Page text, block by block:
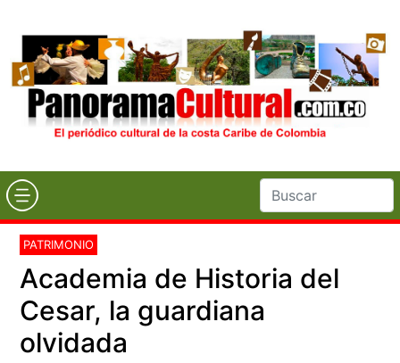
PATRIMONIO
Academia de Historia del
Cesar, la guardiana
olvidada